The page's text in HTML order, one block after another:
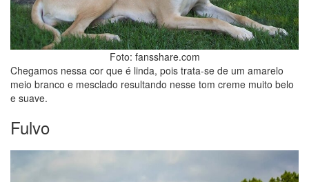
Foto: fansshare.com
Chegamos nessa cor que é linda, pois trata-se de um amarelo
meio branco e mesclado resultando nesse tom creme muito belo
e suave.
Fulvo